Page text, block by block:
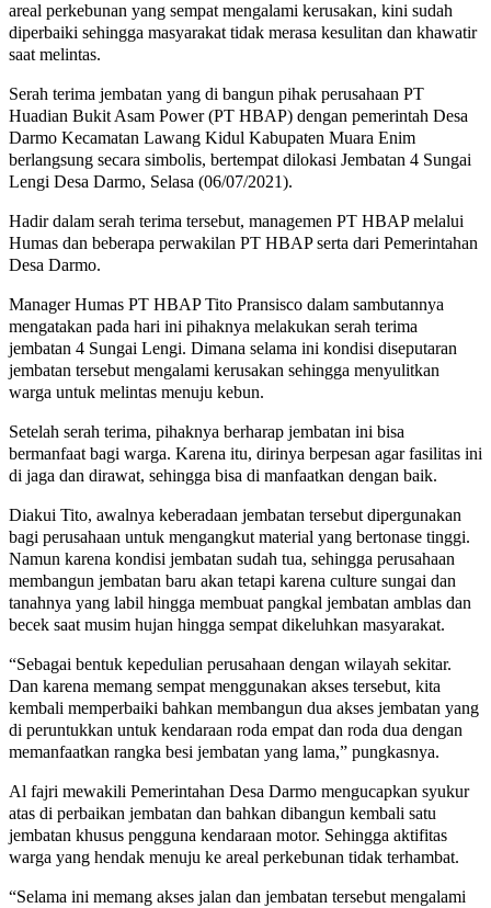
areal perkebunan yang sempat mengalami kerusakan, kini sudah
diperbaiki sehingga masyarakat tidak merasa kesulitan dan khawatir
saat melintas.
Serah terima jembatan yang di bangun pihak perusahaan PT
Huadian Bukit Asam Power (PT HBAP) dengan pemerintah Desa
Darmo Kecamatan Lawang Kidul Kabupaten Muara Enim
berlangsung secara simbolis, bertempat dilokasi Jembatan 4 Sungai
Lengi Desa Darmo, Selasa (06/07/2021).
Hadir dalam serah terima tersebut, managemen PT HBAP melalui
Humas dan beberapa perwakilan PT HBAP serta dari Pemerintahan
Desa Darmo.
Manager Humas PT HBAP Tito Pransisco dalam sambutannya
mengatakan pada hari ini pihaknya melakukan serah terima
jembatan 4 Sungai Lengi. Dimana selama ini kondisi diseputaran
jembatan tersebut mengalami kerusakan sehingga menyulitkan
warga untuk melintas menuju kebun.
Setelah serah terima, pihaknya berharap jembatan ini bisa
bermanfaat bagi warga. Karena itu, dirinya berpesan agar fasilitas ini
di jaga dan dirawat, sehingga bisa di manfaatkan dengan baik.
Diakui Tito, awalnya keberadaan jembatan tersebut dipergunakan
bagi perusahaan untuk mengangkut material yang bertonase tinggi.
Namun karena kondisi jembatan sudah tua, sehingga perusahaan
membangun jembatan baru akan tetapi karena culture sungai dan
tanahnya yang labil hingga membuat pangkal jembatan amblas dan
becek saat musim hujan hingga sempat dikeluhkan masyarakat.
“Sebagai bentuk kepedulian perusahaan dengan wilayah sekitar.
Dan karena memang sempat menggunakan akses tersebut, kita
kembali memperbaiki bahkan membangun dua akses jembatan yang
di peruntukkan untuk kendaraan roda empat dan roda dua dengan
memanfaatkan rangka besi jembatan yang lama,” pungkasnya.
Al fajri mewakili Pemerintahan Desa Darmo mengucapkan syukur
atas di perbaikan jembatan dan bahkan dibangun kembali satu
jembatan khusus pengguna kendaraan motor. Sehingga aktifitas
warga yang hendak menuju ke areal perkebunan tidak terhambat.
“Selama ini memang akses jalan dan jembatan tersebut mengalami